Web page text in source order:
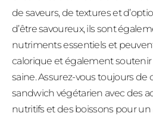
de saveurs, de textures et
d’être savoureux, ils sont
nutriments essentiels et
calorique et également
saine. Assurez-vous toujours de
sandwich végétarien avec des
nutritifs et des boissons pour un